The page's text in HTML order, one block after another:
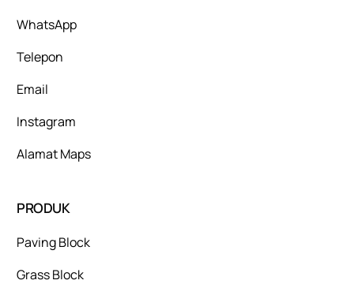
WhatsApp
Telepon
Email
Instagram
Alamat Maps
PRODUK
Paving Block
Grass Block